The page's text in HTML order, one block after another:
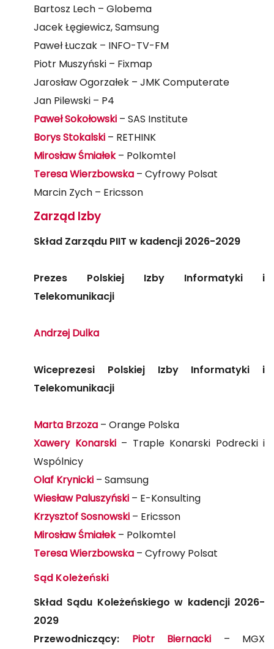
Bartosz Lech – Globema
Jacek Łęgiewicz, Samsung
Paweł Łuczak – INFO-TV-FM
Piotr Muszyński – Fixmap
Jarosław Ogorzałek – JMK Computerate
Jan Pilewski – P4
Paweł Sokołowski– SAS Institute
Borys Stokalski– RETHINK
Mirosław Śmiałek– Polkomtel
Teresa Wierzbowska– Cyfrowy Polsat
Marcin Zych – Ericsson
Zarząd Izby
Skład Zarządu PIIT w kadencji 2026-2029
Prezes Polskiej Izby Informatyki i
Telekomunikacji
Andrzej Dulka
Wiceprezesi Polskiej Izby Informatyki i
Telekomunikacji
Marta Brzoza– Orange Polska
Xawery Konarski– Traple Konarski Podrecki i
Wspólnicy
Olaf Krynicki– Samsung
Wiesław Paluszyński– E-Konsulting
Krzysztof Sosnowski– Ericsson
Mirosław Śmiałek– Polkomtel
Teresa Wierzbowska– Cyfrowy Polsat
Sąd Koleżeński
Skład Sądu Koleżeńskiego w kadencji 2026-
2029
Przewodniczący:
Piotr Biernacki – MGX